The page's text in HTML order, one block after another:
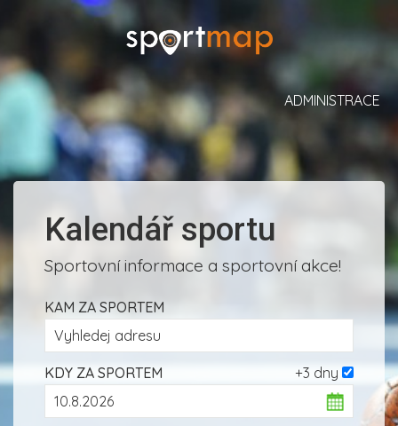
ADMINISTRACE
Kalendář sportu
Sportovní informace a sportovní akce!
KAM ZA SPORTEM
+3 dny
KDY ZA SPORTEM